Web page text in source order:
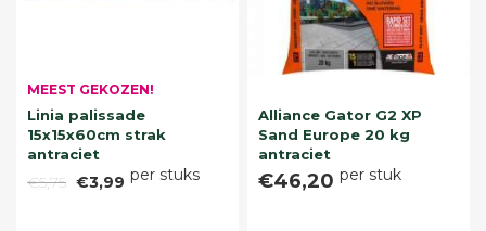
MEEST GEKOZEN!
Linia palissade
15x15x60cm strak
antraciet
€5,75 €3,99 per stuks
Alliance Gator G2 XP
Sand Europe 20 kg
antraciet
€46,20 per stuk